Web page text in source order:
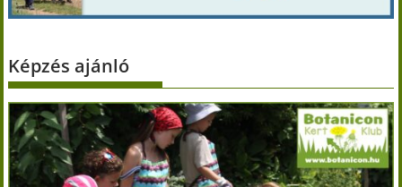
Képzés ajánló